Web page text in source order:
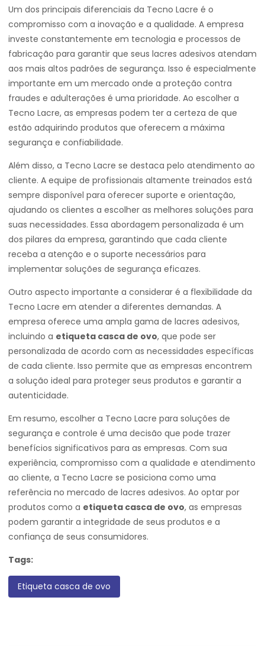
Um dos principais diferenciais da Tecno Lacre é o
compromisso com a inovação e a qualidade. A empresa
investe constantemente em tecnologia e processos de
fabricação para garantir que seus lacres adesivos atendam
aos mais altos padrões de segurança. Isso é especialmente
importante em um mercado onde a proteção contra
fraudes e adulterações é uma prioridade. Ao escolher a
Tecno Lacre, as empresas podem ter a certeza de que
estão adquirindo produtos que oferecem a máxima
segurança e confiabilidade.
Além disso, a Tecno Lacre se destaca pelo atendimento ao
cliente. A equipe de profissionais altamente treinados está
sempre disponível para oferecer suporte e orientação,
ajudando os clientes a escolher as melhores soluções para
suas necessidades. Essa abordagem personalizada é um
dos pilares da empresa, garantindo que cada cliente
receba a atenção e o suporte necessários para
implementar soluções de segurança eficazes.
Outro aspecto importante a considerar é a flexibilidade da
Tecno Lacre em atender a diferentes demandas. A
empresa oferece uma ampla gama de lacres adesivos,
incluindo a etiqueta casca de ovo, que pode ser
personalizada de acordo com as necessidades específicas
de cada cliente. Isso permite que as empresas encontrem
a solução ideal para proteger seus produtos e garantir a
autenticidade.
Em resumo, escolher a Tecno Lacre para soluções de
segurança e controle é uma decisão que pode trazer
benefícios significativos para as empresas. Com sua
experiência, compromisso com a qualidade e atendimento
ao cliente, a Tecno Lacre se posiciona como uma
referência no mercado de lacres adesivos. Ao optar por
produtos como a etiqueta casca de ovo, as empresas
podem garantir a integridade de seus produtos e a
confiança de seus consumidores.
Tags:
Etiqueta casca de ovo